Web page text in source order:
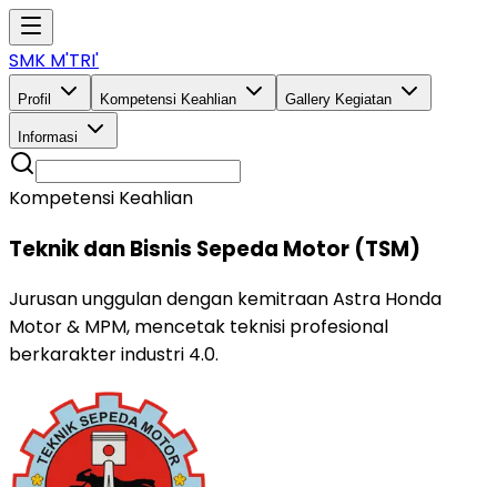
SMK M'TRI'
Profil Kompetensi Keahlian Gallery Kegiatan
Informasi
Kompetensi Keahlian
Teknik dan Bisnis Sepeda Motor (TSM)
Jurusan unggulan dengan kemitraan Astra Honda
Motor & MPM, mencetak teknisi profesional
berkarakter industri 4.0.